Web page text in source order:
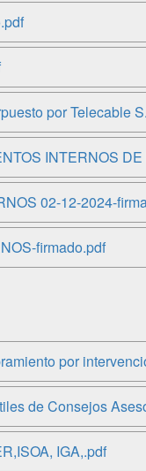
por Telecable
INTERNOS
02-12-2024-
firmado.pdf
por
de Consejos
IGA,.pdf